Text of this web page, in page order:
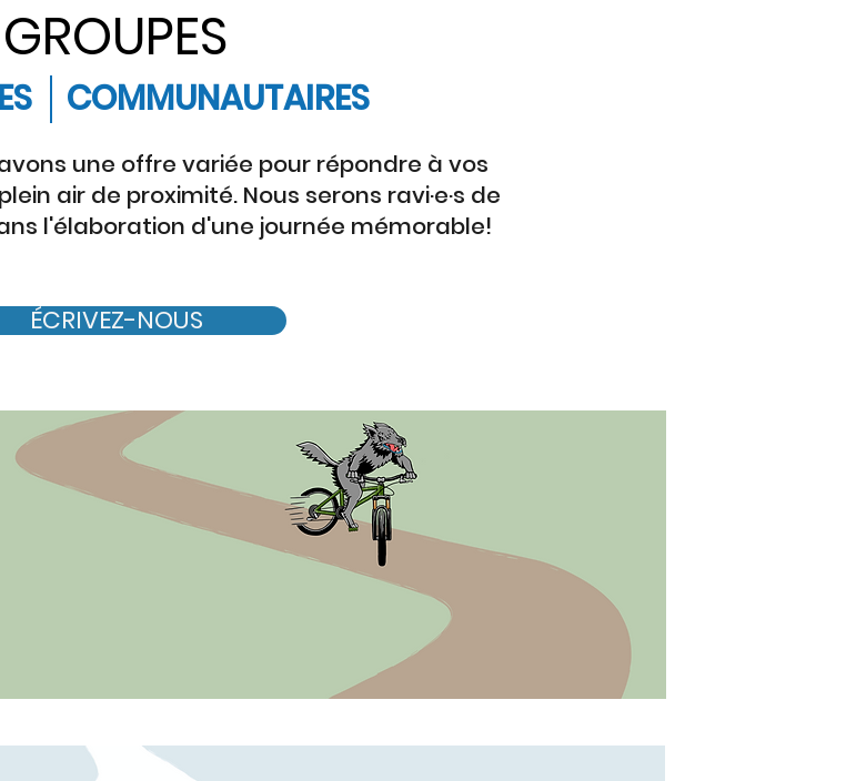
GROUPES
COMMUNAUTAIRES
une offre variée pour répondre à vos
air de proximité. Nous serons ravi·e·s de
l'élaboration d'une journée mémorable!
ÉCRIVEZ-NOUS